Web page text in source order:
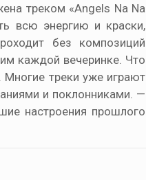
треком «Angels Na Na
всю энергию и краски,
без композиций
каждой вечеринке. Что
треки уже играют
и поклонниками. —
настроения прошлого